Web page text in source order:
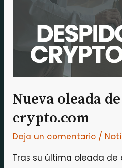
Nueva oleada
crypto.com
Deja un comentario /
Tras su última oleada de
crypto.com